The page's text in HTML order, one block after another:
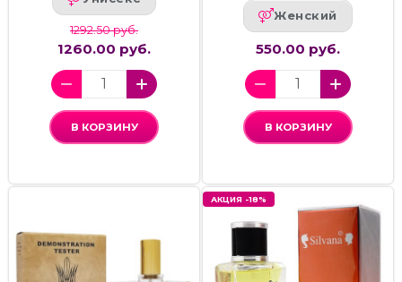
1292.50 руб.
1260.00 руб.
В КОРЗИНУ
Женский
550.00 руб.
В КОРЗИНУ
АКЦИЯ -18%